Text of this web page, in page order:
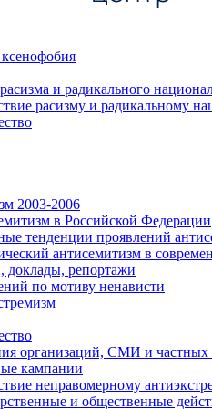
и радикального
расизму и радикальному
2003-2006
в Российской Федерации
тенденции проявлений
антисемитизм в
доклады, репортажи
по мотиву ненависти
организаций, СМИ и частных
кампании
неправомерному
и общественные